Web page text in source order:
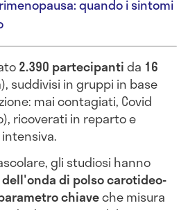
quando i sintomi
2.390 partecipantida 16
suddivisi in gruppi in base
mai contagiati, Covid
ricoverati in reparto e
gli studiosi hanno
di polso carotideo-
chiaveche misura